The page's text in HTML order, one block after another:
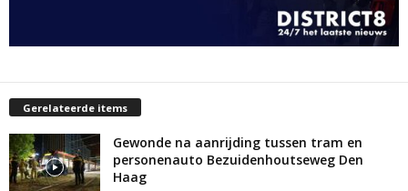
Gerelateerde items
Gewonde na aanrijding tussen tram en
personenauto Bezuidenhoutseweg Den
Haag